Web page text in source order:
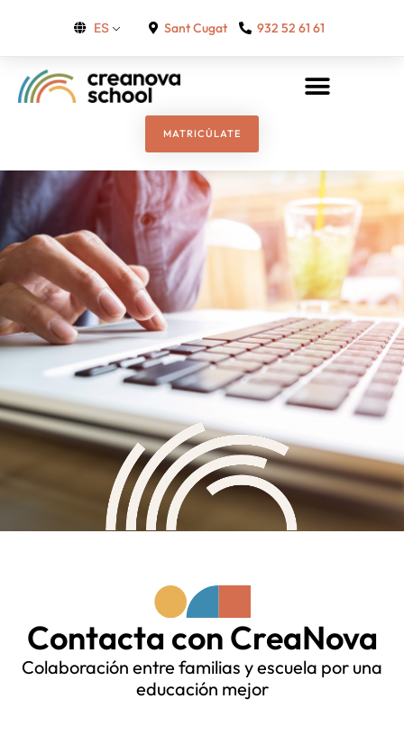
ES Sant Cugat 932 52 61 61
MATRICÚLATE
Contacta con CreaNova
Colaboración entre familias y escuela por una
educación mejor​